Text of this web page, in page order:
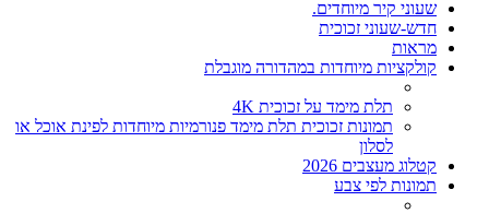
שעוני קיר מיוחדים.
חדש-שעוני זכוכית
מראות
קולקציות מיוחדות במהדורה מוגבלת
תלת מימד על זכוכית 4K
תמונות זכוכית תלת מימד פנורמיות מיוחדות לפינת אוכל או
לסלון
קטלוג מעצבים 2026
תמונות לפי צבע